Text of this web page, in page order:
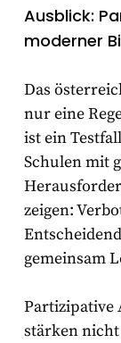
Ausblick:
moderner
Das
nur eine
ist ein
Schulen mit
zeigen:
gemeinsam
Partizipative
stärken